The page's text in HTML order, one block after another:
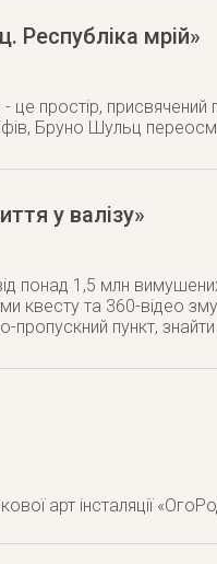
Pеспубліка мрій»
це простір,
Бруно Шульц
у валізу»
понад 1,5 млн
та 360-відео
пропускний пункт,
арт інсталяції